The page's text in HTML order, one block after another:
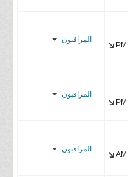
sensei
المراقبون
sensei
المراقبون
sensei
المراقبون